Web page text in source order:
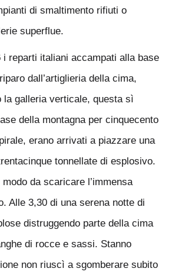
di smaltimento rifiuti o
superflue.
i reparti italiani accampati alla base
dall’artiglieria della cima,
la galleria verticale, questa sì
della montagna per cinquecento
erano arrivati a piazzare una
tonnellate di esplosivo.
da scaricare l’immensa
Alle 3,30 di una serena notte di
distruggendo parte della cima
di rocce e sassi. Stanno
non riuscì a sgomberare subito